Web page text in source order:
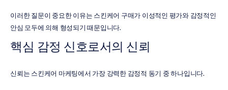
이러한 질문이 중요한 이유는 스킨케어 구매가 이성적인 평가와 감정적인
안심 모두에 의해 형성되기 때문입니다.
핵심 감정 신호로서의 신뢰
신뢰는 스킨케어 마케팅에서 가장 강력한 감정적 동기 중 하나입니다.